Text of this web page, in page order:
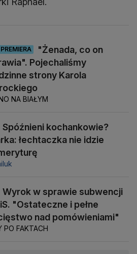
PREMIERA
"Żenada, co on
Pojechaliśmy
strony Karola
NA BIAŁYM
Spóźnieni kochankowie?
łechtaczka nie idzie
Wyrok w sprawie subwencji
"Ostateczne i pełne
nad pomówieniami"
PO FAKTACH